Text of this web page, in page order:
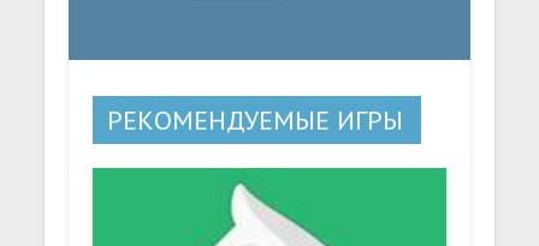
РЕКОМЕНДУЕМЫЕ ИГРЫ